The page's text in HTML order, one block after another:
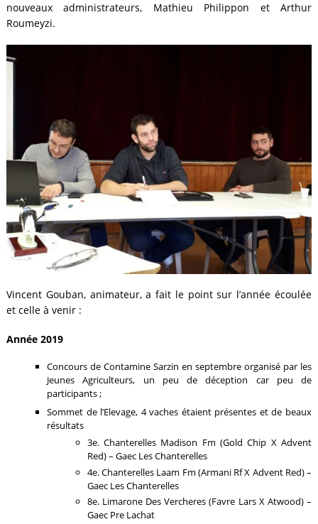
nouveaux administrateurs, Mathieu Philippon et Arthur
Roumeyzi.
Vincent Gouban, animateur, a fait le point sur l’année écoulée
et celle à venir :
Année 2019
Concours de Contamine Sarzin en septembre organisé par les
Jeunes Agriculteurs, un peu de déception car peu de
participants ;
Sommet de l’Elevage, 4 vaches étaient présentes et de beaux
résultats
3e. Chanterelles Madison Fm (Gold Chip X Advent
Red) – Gaec Les Chanterelles
4e. Chanterelles Laam Fm (Armani Rf X Advent Red) –
Gaec Les Chanterelles
8e. Limarone Des Vercheres (Favre Lars X Atwood) –
Gaec Pre Lachat